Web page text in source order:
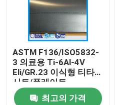
ASTM F136/ISO5832-
3 의료용 Ti-6Al-4V
Eli/GR.23 이식형 티타늄
시트/플레이트
최고의 가격